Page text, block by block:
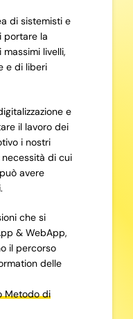
di sistemisti e
portare la
livelli,
e di liberi
e
il lavoro dei
i nostri
di cui
avere
che si
& WebApp,
il percorso
delle
Metodo di